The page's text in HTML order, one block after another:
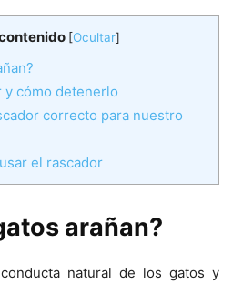
[Ocultar]
y cómo detenerlo
correcto para nuestro
el rascador
arañan?
conducta natural de los gatos y